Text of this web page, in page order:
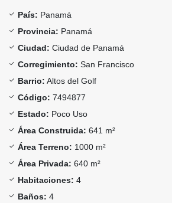
País: Panamá
Provincia: Panamá
Ciudad: Ciudad de Panamá
Corregimiento: San Francisco
Barrio: Altos del Golf
Código: 7494877
Estado: Poco Uso
Área Construida: 641 m²
Área Terreno: 1000 m²
Área Privada: 640 m²
Habitaciones: 4
Baños: 4